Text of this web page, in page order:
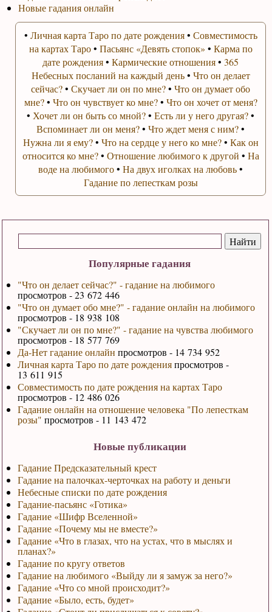
Популярные гадания
"Что он делает сейчас?" - гадание на любимого
просмотров - 23 672 446
"Что он думает обо мне?" - гадание онлайн на любимого
просмотров - 18 938 108
"Скучает ли он по мне?" - гадание на чувства любимого
просмотров - 18 577 769
Да-Нет гадание онлайн просмотров - 14 734 952
Личная карта Таро по дате рожденияпросмотров -
13 611 915
Совместимость по дате рождения на картах Таро
просмотров - 12 486 026
Гадание онлайн на отношение человека "По лепесткам
розы" просмотров - 11 143 472
Новые публикации
Гадание Предсказательный крест
Гадание на палочках-черточках на работу и деньги
Небесные списки по дате рождения
Гадание-пасьянс «Готика»
Гадание «Шифр Вселенной»
Гадание «Почему мы не вместе?»
Гадание «Что в глазах, что на устах, что в мыслях и
планах?»
Гадание по кругу ответов
Гадание на любимого «Выйду ли я замуж за него?»
Гадание «Что со мной происходит?»
Гадание «Было, есть, будет»
Новые гадания онлайн
• Личная карта Таро по дате рождения• Совместимость
на картах Таро• Пасьянс «Девять стопок» • Карма по
дате рождения•Кармические отношения•365
Небесных посланий на каждый день• Что он делает
сейчас?•Скучает ли он по мне?•Что он думает обо
мне?• Что он чувствует ко мне?• Что он хочет от меня?
• Хочет ли он быть со мной?•Есть ли у него другая?•
Вспоминает ли он меня?•Что ждет меня с ним?•
Нужна ли я ему?• Что на сердце у него ко мне?• Как он
относится ко мне?• Отношение любимого к другой • На
воде на любимого•На двух иголках на любовь•
Гадание по лепесткам розы